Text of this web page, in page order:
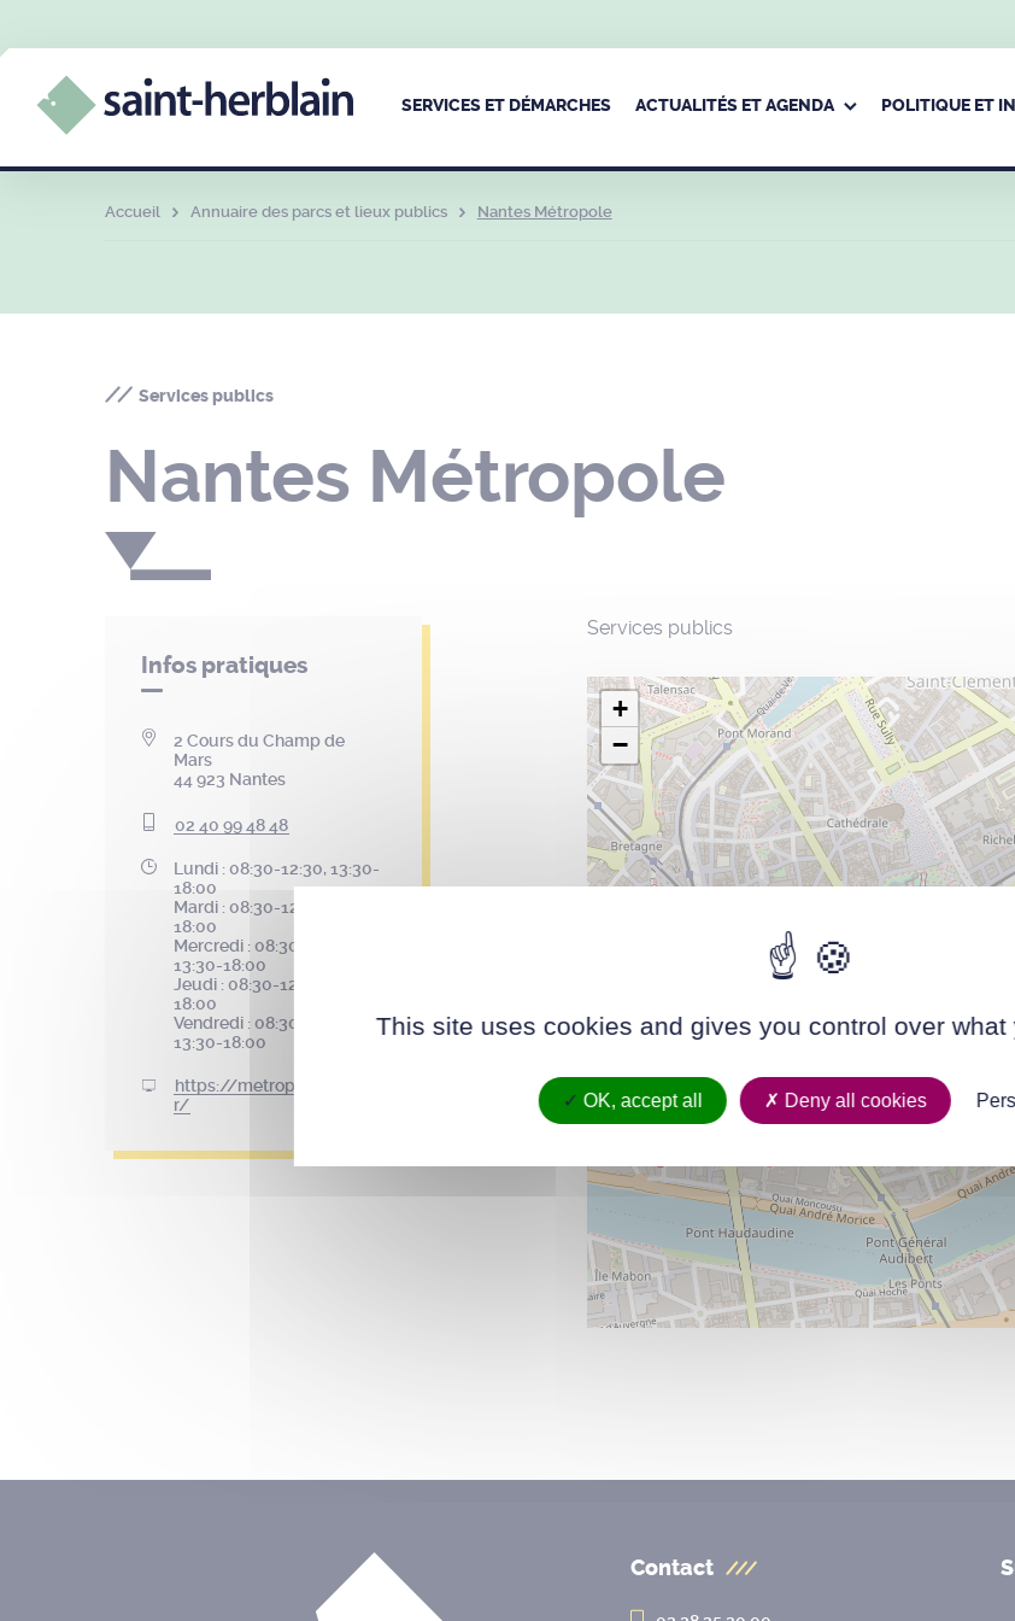
SERVICES ET DÉMARCHES ACTUALITÉS ET AGENDA POLITIQUE ET
Accueil Annuaire des parcs et lieux publics Nantes Métropole
Services publics
Nantes Métropole
Infos pratiques
2 Cours du Champ de
Mars
44 923 Nantes
02 40 99 48 48
Lundi : 08:30-12:30, 13:30-
18:00
Mardi : 08:30-12:30, 13:30-
18:00
Mercredi : 08:30-12:30,
13:30-18:00
Jeudi : 08:30-12:30, 13:30-
18:00
Vendredi : 08:30-12:30,
13:30-18:00
https://metropole.nantes.f
r/
Services publics
+
−
Contact
This site uses cookies and gives you control over
OK, accept all Deny all cookies